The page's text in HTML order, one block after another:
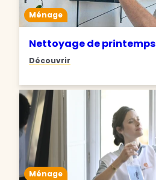
Ménage
Nettoyage de printemps
Découvrir
Ménage